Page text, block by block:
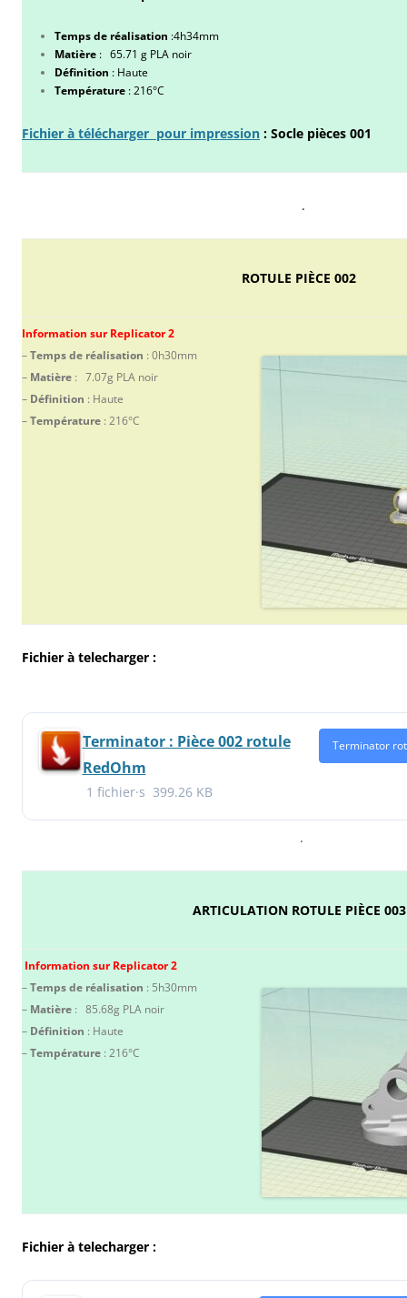
Temps de réalisation :4h34mm
Matière : 65.71 g PLA noir
Définition : Haute
Température : 216°C
Fichier à télécharger pour impression : Socle pièces 001
.
ROTULE PIÈCE 002
Information sur Replicator 2
–Temps de réalisation : 0h30mm
– Matière : 7.07g PLA noir
– Définition : Haute
–Température : 216°C
Fichier à telecharger :
Terminator : Pièce 002 rotule
RedOhm
1 fichier·s 399.26 KB
Terminator
.
ARTICULATION ROTULE PIÈCE 003
Information sur Replicator 2
–Temps de réalisation : 5h30mm
– Matière : 85.68g PLA noir
– Définition : Haute
–Température : 216°C
Fichier à telecharger :